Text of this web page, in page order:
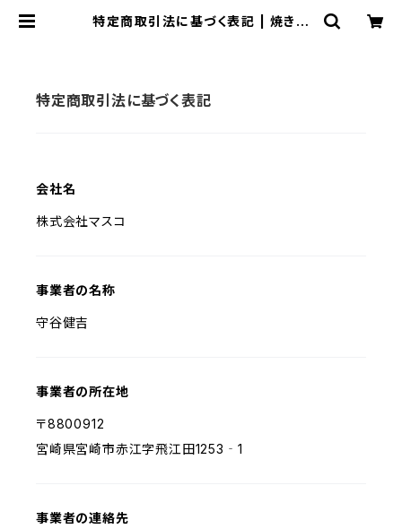
特定商取引法に基づく表記 | 焼き鳥
特定商取引法に基づく表記
会社名
株式会社マスコ
事業者の名称
守谷健吉
事業者の所在地
〒8800912
宮崎県宮崎市赤江字飛江田1253‐1
事業者の連絡先